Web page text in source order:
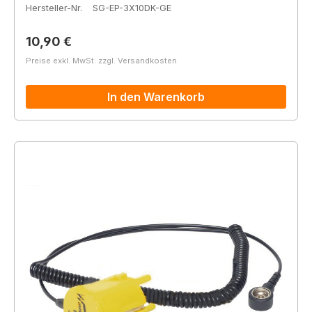
Hersteller-Nr.
SG-EP-3X10DK-GE
Regulärer Preis:
10,90 €
Preise exkl. MwSt. zzgl. Versandkosten
In den Warenkorb